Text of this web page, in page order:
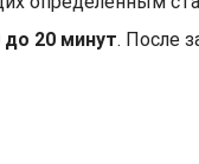
до 20 минут. После